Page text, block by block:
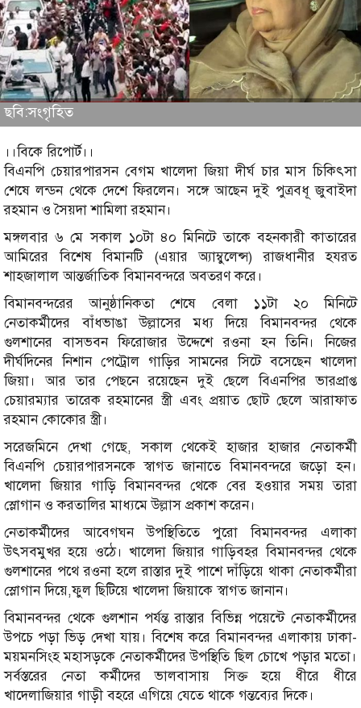
ছবি:সংগৃহিত
।।বিকে রিপোর্ট।।
বিএনপি চেয়ারপারসন বেগম খালেদা জিয়া দীর্ঘ চার মাস চিকিৎসা
শেষে লন্ডন থেকে দেশে ফিরলেন। সঙ্গে আছেন দুই পুত্রবধূ জুবাইদা
রহমান ও সৈয়দা শামিলা রহমান।
মঙ্গলবার ৬ মে সকাল ১০টা ৪০ মিনিটে তাকে বহনকারী কাতারের
আমিরের বিশেষ বিমানটি (এয়ার অ্যাম্বুলেন্স) রাজধানীর হযরত
শাহজালাল আন্তর্জাতিক বিমানবন্দরে অবতরণ করে।
বিমানবন্দরের আনুষ্ঠানিকতা শেষে বেলা ১১টা ২০ মিনিটে
নেতাকর্মীদের বাঁধভাঙা উল্লাসের মধ্য দিয়ে বিমানবন্দর থেকে
গুলশানের বাসভবন ফিরোজার উদ্দেশে রওনা হন তিনি। নিজের
দীর্ঘদিনের নিশান পেট্রোল গাড়ির সামনের সিটে বসেছেন খালেদা
জিয়া। আর তার পেছনে রয়েছেন দুই ছেলে বিএনপির ভারপ্রাপ্ত
চেয়ারম্যার তারেক রহমানের স্ত্রী এবং প্রয়াত ছোট ছেলে আরাফাত
রহমান কোকোর স্ত্রী।
সরেজমিনে দেখা গেছে, সকাল থেকেই হাজার হাজার নেতাকর্মী
বিএনপি চেয়ারপারসনকে স্বাগত জানাতে বিমানবন্দরে জড়ো হন।
খালেদা জিয়ার গাড়ি বিমানবন্দর থেকে বের হওয়ার সময় তারা
স্লোগান ও করতালির মাধ্যমে উল্লাস প্রকাশ করেন।
নেতাকর্মীদের আবেগঘন উপস্থিতিতে পুরো বিমানবন্দর এলাকা
উৎসবমুখর হয়ে ওঠে। খালেদা জিয়ার গাড়িবহর বিমানবন্দর থেকে
গুলশানের পথে রওনা হলে রাস্তার দুই পাশে দাঁড়িয়ে থাকা নেতাকর্মীরা
স্লোগান দিয়ে,ফুল ছিটিয়ে খালেদা জিয়াকে স্বাগত জানান।
বিমানবন্দর থেকে গুলশান পর্যন্ত রাস্তার বিভিন্ন পয়েন্টে নেতাকর্মীদের
উপচে পড়া ভিড় দেখা যায়। বিশেষ করে বিমানবন্দর এলাকায় ঢাকা-
ময়মনসিংহ মহাসড়কে নেতাকর্মীদের উপস্থিতি ছিল চোখে পড়ার মতো।
সর্বস্তরের নেতা কর্মীদের ভালবাসায় সিক্ত হয়ে ধীরে ধীরে
খাদেলাজিয়ার গাড়ী বহরে এগিয়ে যেতে থাকে গন্তব্যের দিকে।